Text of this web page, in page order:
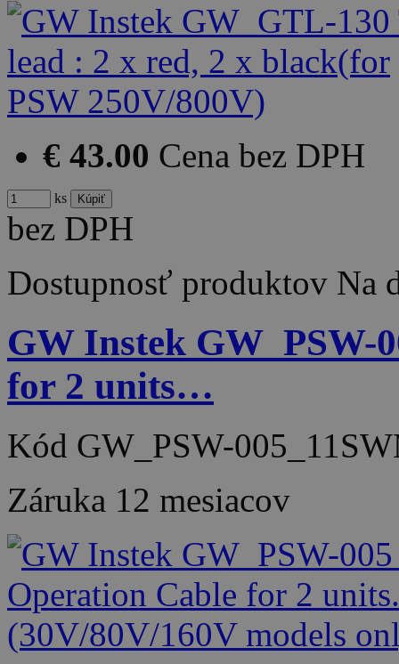
€ 43.00 Cena bez DPH
ks
bez DPH
Dostupnosť produktov Na
GW Instek GW_PSW-
for 2 units…
Kód GW_PSW-
Záruka 12 mesiacov